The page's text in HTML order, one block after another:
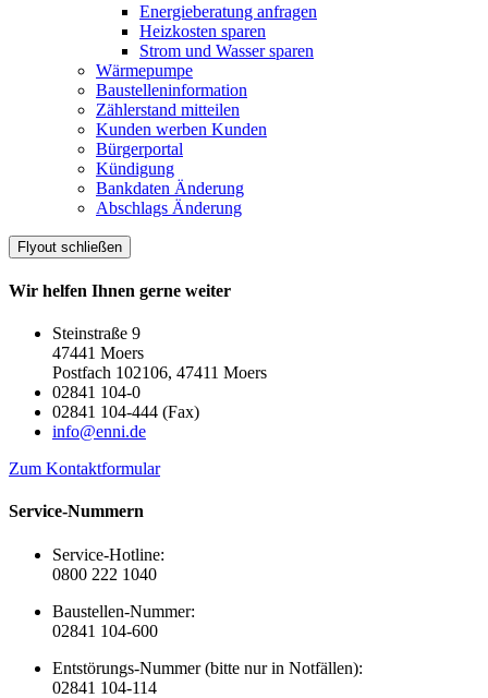
Energieberatung anfragen
Heizkosten sparen
Strom und Wasser sparen
Wärmepumpe
Baustelleninformation
Zählerstand mitteilen
Kunden werben Kunden
Bürgerportal
Kündigung
Bankdaten Änderung
Abschlags Änderung
Flyout schließen
Wir helfen Ihnen gerne weiter
Steinstraße 9
47441 Moers
Postfach 102106, 47411 Moers
02841 104-0
02841 104-444 (Fax)
info@enni.de
Zum Kontaktformular
Service-Nummern
Service-Hotline:
0800 222 1040
Baustellen-Nummer:
02841 104-600
Entstörungs-Nummer (bitte nur in Notfällen):
02841 104-114